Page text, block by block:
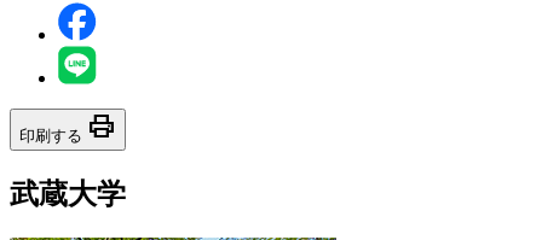
印刷する print
武蔵大学